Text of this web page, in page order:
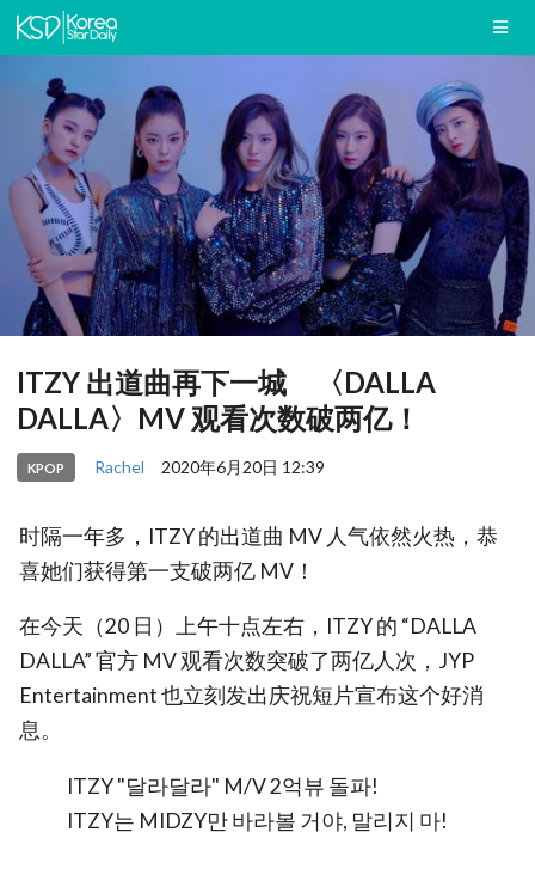
ITZY 出道曲再下一城 〈DALLA
DALLA〉MV 观看次数破两亿！
KPOP Rachel 2020年6月20日 12:39
时隔一年多，ITZY 的出道曲 MV 人气依然火热，恭
喜她们获得第一支破两亿 MV！
在今天（20 日）上午十点左右，ITZY 的 “DALLA
DALLA” 官方 MV 观看次数突破了两亿人次，JYP
Entertainment 也立刻发出庆祝短片宣布这个好消
息。
ITZY "달라달라" M/V 2억뷰 돌파!
ITZY는 MIDZY만 바라볼 거야, 말리지 마!